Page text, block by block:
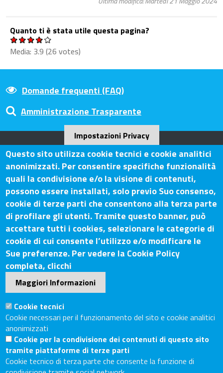
Quanto ti è stata utile questa pagina?
Media: 3.9 (26 votes)
Domande frequenti (FAQ)
Amministrazione Trasparente
Camera di Commercio Arezzo-
Siena
Contatti
Sede Legale: Via Lazzaro Spallanzani, 25 – 52100 Arezzo
Sede Secondaria: Piazza Giacomo Matteotti, 30 - 53100
Siena
Tel. Sede Legale: 0575/3030
C.F./P.IVA: 02326130511
Codice Univoco UF6UWY
PECcciaa.arezzosiena@as.legalmail.camcom.it
Sito web
Impostazioni Privacy
Questo sito utilizza cookie tecnici e cookie analitici
anonimizzati. Per consentire specifiche funzionalità
quali la condivisione e/o la visione di contenuti,
possono essere installati, solo previo Suo consenso,
cookie di terze parti che consentono alla terza parte
di profilare gli utenti. Tramite questo banner, può
accettare tutti i cookies, selezionare le categorie di
cookie di cui consente l’utilizzo e/o modificare le
Sue preferenze. Per vedere la Cookie Policy
completa, clicchi
Maggiori Informazioni
Cookie tecnici
Cookie necessari per il funzionamento del sito e cookie analitici
anonimizzati
Cookie per la condivisione dei contenuti di questo sito
tramite piattaforme di terze parti
Cookie tecnico di terza parte che consente la funzione di